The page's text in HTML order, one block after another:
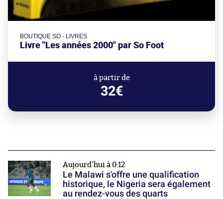
BOUTIQUE SO - LIVRES
Livre "Les années 2000" par So Foot
à partir de
32€
Aujourd'hui à 0:12
Le Malawi s'offre une qualification
historique, le Nigeria sera également
au rendez-vous des quarts